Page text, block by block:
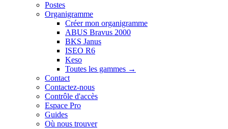
Postes
Organigramme
Créer mon organigramme
ABUS Bravus 2000
BKS Janus
ISEO R6
Keso
Toutes les gammes →
Contact
Contactez-nous
Contrôle d'accès
Espace Pro
Guides
Où nous trouver